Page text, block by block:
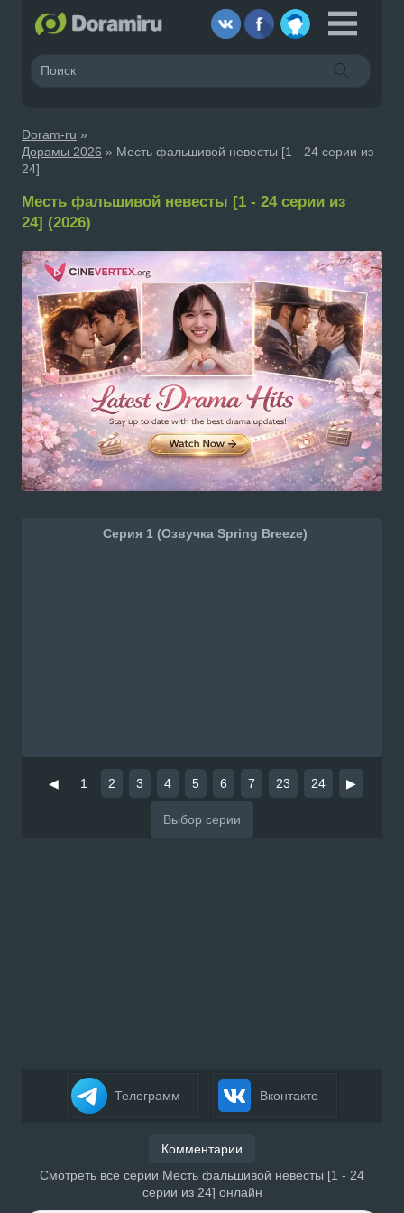
Doram-ru »
Дорамы 2026 » Месть фальшивой невесты [1 - 24 серии из
24]
Месть фальшивой невесты [1 - 24 серии из
24] (2026)
Серия 1 (Озвучка Spring Breeze)
◀ 1 2 3 4 5 6 7 23 24 ▶
Телеграмм Вконтакте
Комментарии
Смотреть все серии Месть фальшивой невесты [1 - 24
серии из 24] онлайн